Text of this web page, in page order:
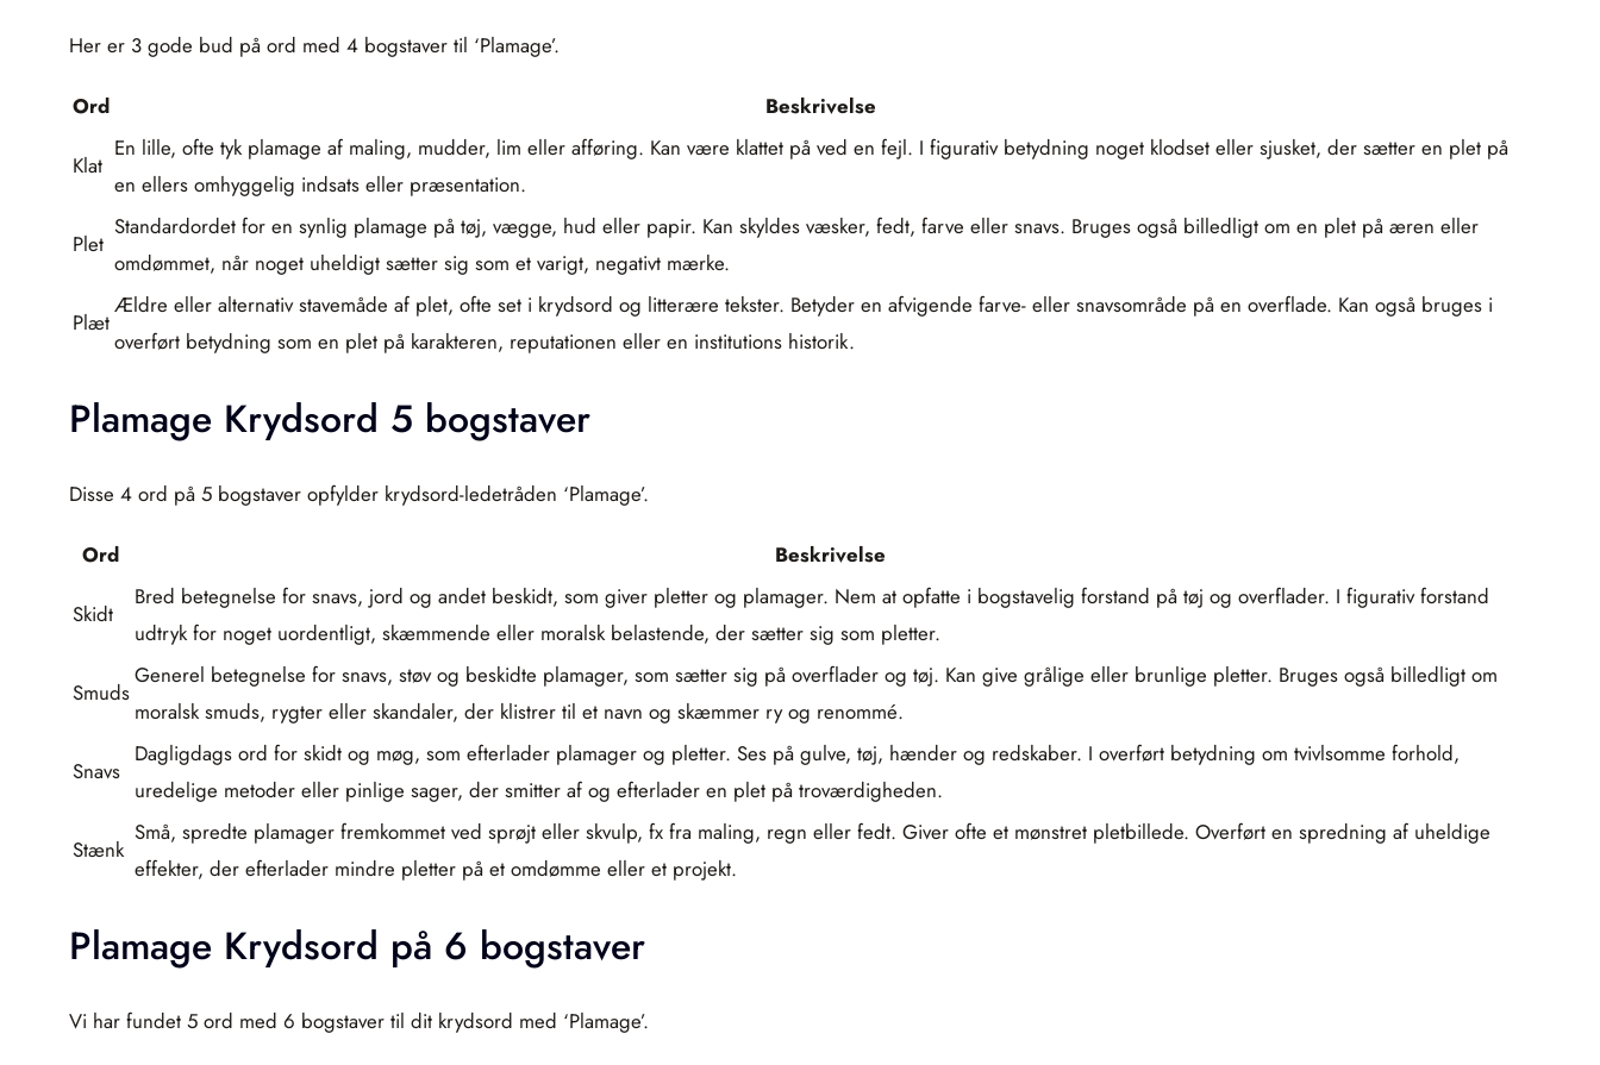
Her er 3 gode bud på ord med 4 bogstaver til ‘Plamage’.
Ord Beskrivelse
Klat
En lille, ofte tyk plamage af maling, mudder, lim eller afføring. Kan være klattet på ved en fejl. I figurativ betydning noget klodset eller sjusket, der sætter en plet på
en ellers omhyggelig indsats eller præsentation.
Plet
Standardordet for en synlig plamage på tøj, vægge, hud eller papir. Kan skyldes væsker, fedt, farve eller snavs. Bruges også billedligt om en plet på æren eller
omdømmet, når noget uheldigt sætter sig som et varigt, negativt mærke.
Plæt
Ældre eller alternativ stavemåde af plet, ofte set i krydsord og litterære tekster. Betyder en afvigende farve- eller snavsområde på en overflade. Kan også bruges i
overført betydning som en plet på karakteren, reputationen eller en institutions historik.
Plamage Krydsord 5 bogstaver
Disse 4 ord på 5 bogstaver opfylder krydsord-ledetråden ‘Plamage’.
Ord Beskrivelse
Skidt
Bred betegnelse for snavs, jord og andet beskidt, som giver pletter og plamager. Nem at opfatte i bogstavelig forstand på tøj og overflader. I figurativ forstand
udtryk for noget uordentligt, skæmmende eller moralsk belastende, der sætter sig som pletter.
Smuds
Generel betegnelse for snavs, støv og beskidte plamager, som sætter sig på overflader og tøj. Kan give grålige eller brunlige pletter. Bruges også billedligt om
moralsk smuds, rygter eller skandaler, der klistrer til et navn og skæmmer ry og renommé.
Snavs
Dagligdags ord for skidt og møg, som efterlader plamager og pletter. Ses på gulve, tøj, hænder og redskaber. I overført betydning om tvivlsomme forhold,
uredelige metoder eller pinlige sager, der smitter af og efterlader en plet på troværdigheden.
Stænk
Små, spredte plamager fremkommet ved sprøjt eller skvulp, fx fra maling, regn eller fedt. Giver ofte et mønstret pletbillede. Overført en spredning af uheldige
effekter, der efterlader mindre pletter på et omdømme eller et projekt.
Plamage Krydsord på 6 bogstaver
Vi har fundet 5 ord med 6 bogstaver til dit krydsord med ‘Plamage’.